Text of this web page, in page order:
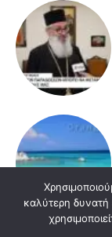
καλύτερη δυνατή